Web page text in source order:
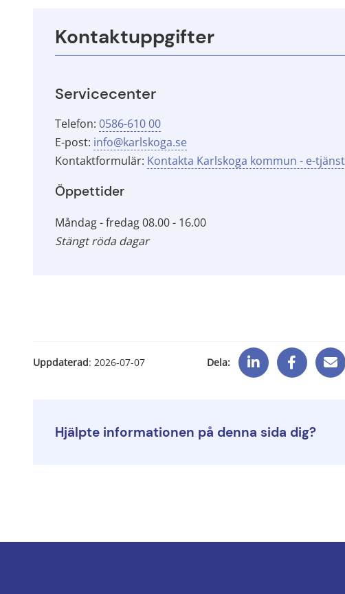
Kontaktuppgifter
Servicecenter
Telefon: 0586-610 00
E-post: info@karlskoga.se
Kontaktformulär: Kontakta Karlskoga kommun - e-tjänst
Öppettider
Måndag - fredag 08.00 - 16.00
Stängt röda dagar
Uppdaterad: 2026-07-07 Dela:
Hjälpte informationen på denna sida dig?